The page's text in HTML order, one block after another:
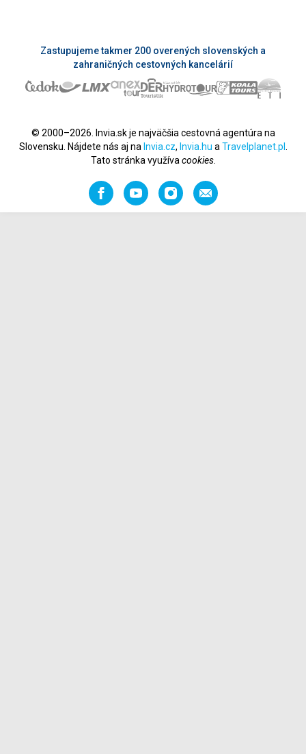
Zastupujeme takmer 200 overených slovenských a
zahraničných cestovných kancelárií
© 2000–2026. Invia.sk je najväčšia cestovná agentúra na
Slovensku. Nájdete nás aj na Invia.cz, Invia.hu a Travelplanet.pl
Tato stránka využíva cookies.
FacebookYouTubeInstagramOdporučiť